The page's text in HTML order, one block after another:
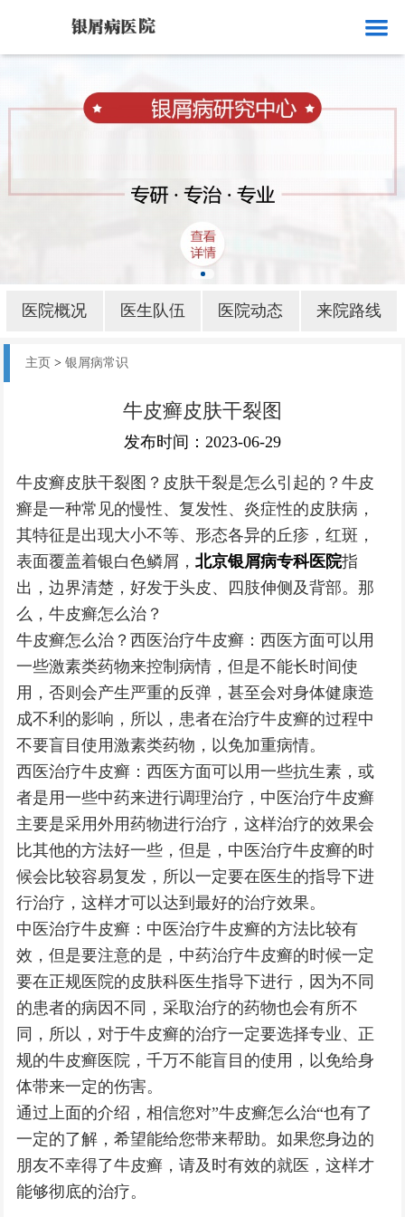
医院概况
银屑病护理
医院概况 医生队伍 医院动态 来院路线
主页 >银屑病常识
牛皮癣皮肤干裂图
发布时间：2023-06-29
牛皮癣皮肤干裂图？皮肤干裂是怎么引起的？牛皮
癣是一种常见的慢性、复发性、炎症性的皮肤病，
其特征是出现大小不等、形态各异的丘疹，红斑，
表面覆盖着银白色鳞屑，北京银屑病专科医院指
出，边界清楚，好发于头皮、四肢伸侧及背部。那
么，牛皮癣怎么治？
牛皮癣怎么治？西医治疗牛皮癣：西医方面可以用
一些激素类药物来控制病情，但是不能长时间使
用，否则会产生严重的反弹，甚至会对身体健康造
成不利的影响，所以，患者在治疗牛皮癣的过程中
不要盲目使用激素类药物，以免加重病情。
西医治疗牛皮癣：西医方面可以用一些抗生素，或
者是用一些中药来进行调理治疗，中医治疗牛皮癣
主要是采用外用药物进行治疗，这样治疗的效果会
比其他的方法好一些，但是，中医治疗牛皮癣的时
候会比较容易复发，所以一定要在医生的指导下进
行治疗，这样才可以达到最好的治疗效果。
中医治疗牛皮癣：中医治疗牛皮癣的方法比较有
效，但是要注意的是，中药治疗牛皮癣的时候一定
要在正规医院的皮肤科医生指导下进行，因为不同
的患者的病因不同，采取治疗的药物也会有所不
同，所以，对于牛皮癣的治疗一定要选择专业、正
规的牛皮癣医院，千万不能盲目的使用，以免给身
体带来一定的伤害。
通过上面的介绍，相信您对”牛皮癣怎么治“也有了
一定的了解，希望能给您带来帮助。如果您身边的
朋友不幸得了牛皮癣，请及时有效的就医，这样才
能够彻底的治疗。